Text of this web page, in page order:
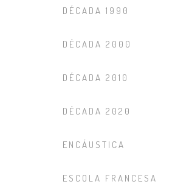
DÉCADA 1990
DÉCADA 2000
DÉCADA 2010
DÉCADA 2020
ENCÁUSTICA
ESCOLA FRANCESA